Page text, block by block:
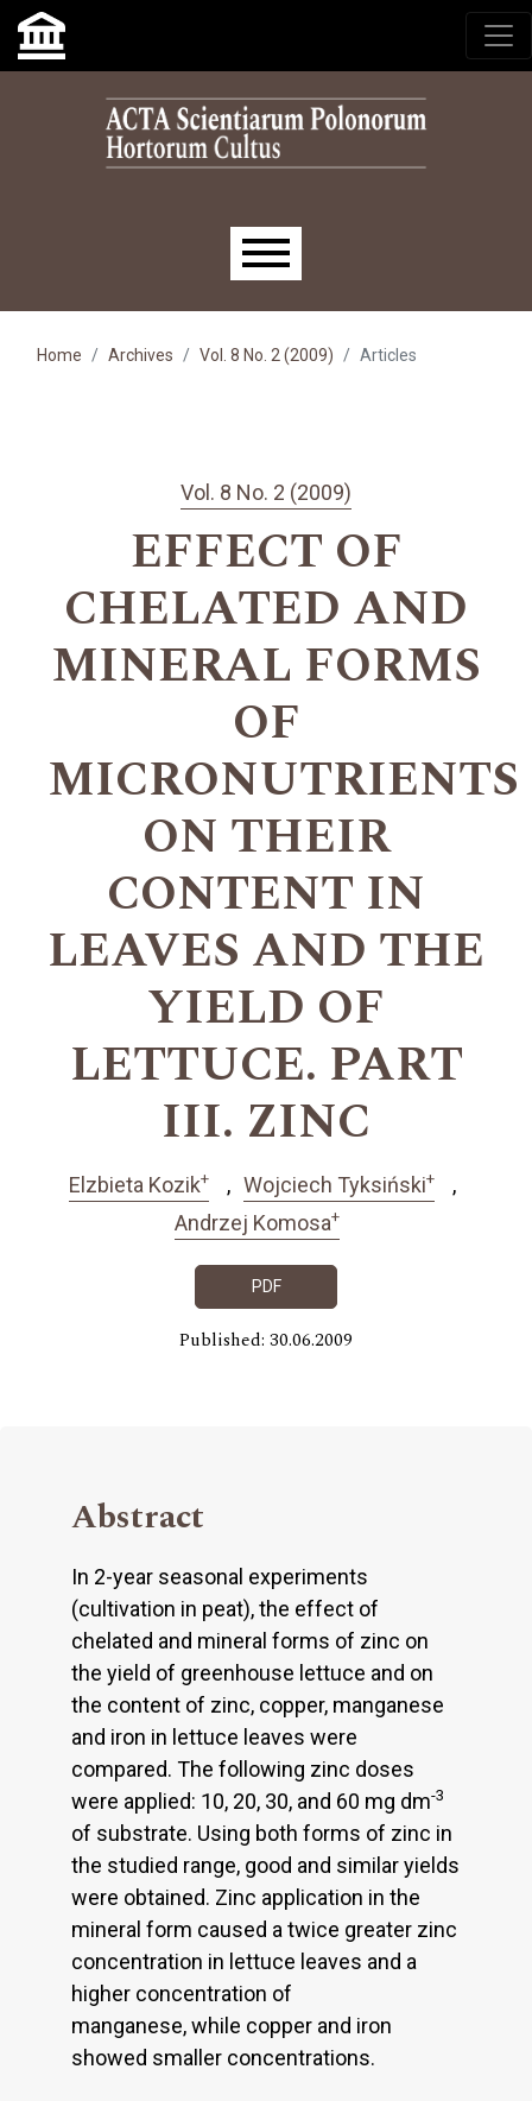
Skip to main navigation menu
Skip to main content
Skip to site footer
Main menu
Home Archives Vol. 8 No. 2 (2009) Articles
Vol. 8 No. 2 (2009)
EFFECT OF
CHELATED AND
MINERAL FORMS
OF
MICRONUTRIENTS
ON THEIR
CONTENT IN
LEAVES AND THE
YIELD OF
LETTUCE. PART
III. ZINC
Elzbieta Kozik+ Wojciech Tyksiński+
Andrzej Komosa+
PDF
Published: 30.06.2009
Abstract
In 2-year seasonal experiments
(cultivation in peat), the effect of
chelated and mineral forms of zinc on
the yield of greenhouse lettuce and on
the content of zinc, copper, manganese
and iron in lettuce leaves were
compared. The following zinc doses
were applied: 10, 20, 30, and 60 mg dm-3
of substrate. Using both forms of zinc in
the studied range, good and similar yields
were obtained. Zinc application in the
mineral form caused a twice greater zinc
concentration in lettuce leaves and a
higher concentration of
manganese, while copper and iron
showed smaller concentrations.